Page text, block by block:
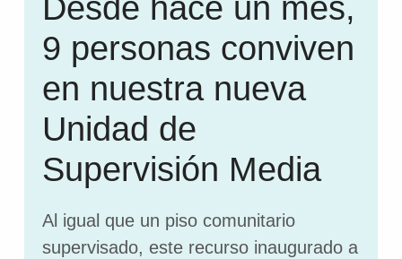
Desde hace un mes,
9 personas conviven
en nuestra nueva
Unidad de
Supervisión Media
Al igual que un piso comunitario
supervisado, este recurso inaugurado a